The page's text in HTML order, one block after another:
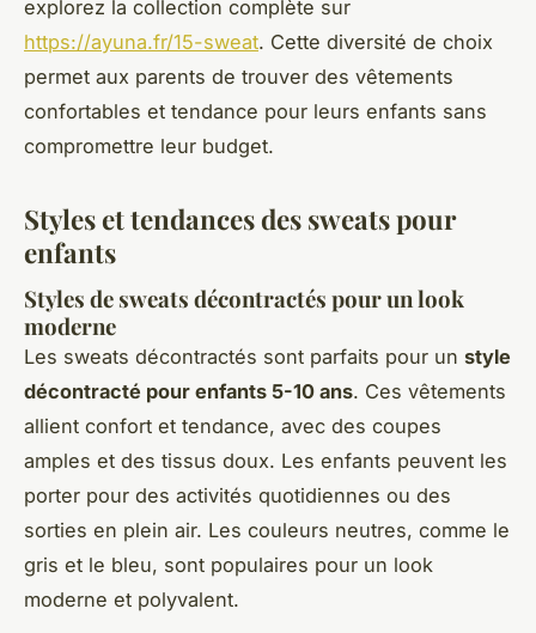
explorez la collection complète sur
https://ayuna.fr/15-sweat. Cette diversité de choix
permet aux parents de trouver des vêtements
confortables et tendance pour leurs enfants sans
compromettre leur budget.
Styles et tendances des sweats pour
enfants
Styles de sweats décontractés pour un look
moderne
Les sweats décontractés sont parfaits pour un style
décontracté pour enfants 5-10 ans. Ces vêtements
allient confort et tendance, avec des coupes
amples et des tissus doux. Les enfants peuvent les
porter pour des activités quotidiennes ou des
sorties en plein air. Les couleurs neutres, comme le
gris et le bleu, sont populaires pour un look
moderne et polyvalent.